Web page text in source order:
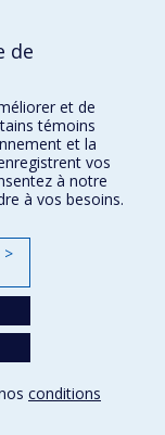
de
et de
témoins
et la
vos
à notre
à vos besoins.
>
conditions